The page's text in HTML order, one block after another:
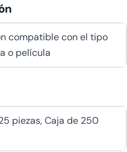
compatible con el tipo
o película
piezas, Caja de 250